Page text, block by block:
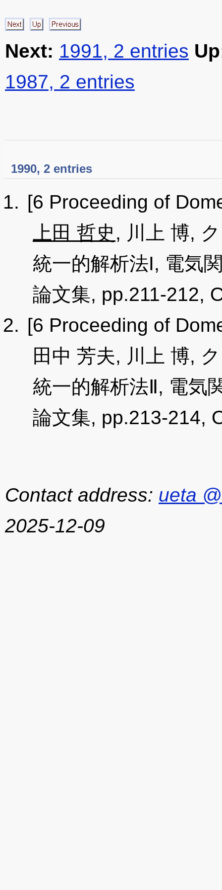
Next: 1991, 2 entries
1987, 2 entries
1990, 2 entries
[6 Proceeding of
上田 哲史 , 川上 博,
統一的解析法I, 電気
論文集, pp.211-212,
[6 Proceeding of
田中 芳夫, 川上 博,
統一的解析法Ⅱ, 電気
論文集, pp.213-214,
Contact address: ueta
2025-12-09